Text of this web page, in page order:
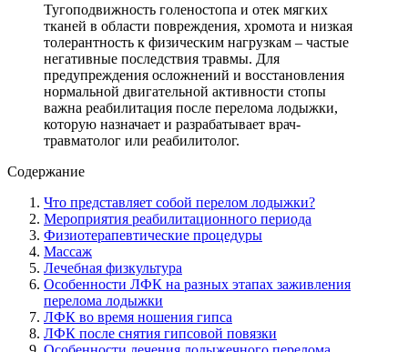
Тугоподвижность голеностопа и отек мягких
тканей в области повреждения, хромота и низкая
толерантность к физическим нагрузкам – частые
негативные последствия травмы. Для
предупреждения осложнений и восстановления
нормальной двигательной активности стопы
важна реабилитация после перелома лодыжки,
которую назначает и разрабатывает врач-
травматолог или реабилитолог.
Содержание
Что представляет собой перелом лодыжки?
Мероприятия реабилитационного периода
Физиотерапевтические процедуры
Массаж
Лечебная физкультура
Особенности ЛФК на разных этапах заживления
перелома лодыжки
ЛФК во время ношения гипса
ЛФК после снятия гипсовой повязки